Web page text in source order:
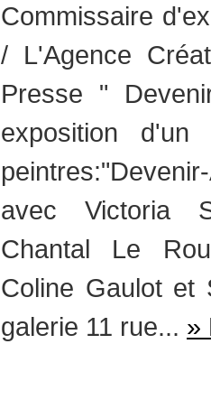
Commissaire
/ L'Agence
Presse "
exposition
avec Victoria
Chantal Le
Coline Gaulot et
galerie 11 rue... »